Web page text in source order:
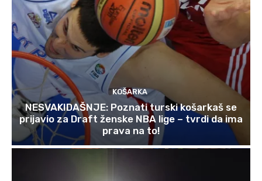
KOŠARKA
NESVAKIDAŠNJE: Poznati turski košarkaš se
prijavio za Draft ženske NBA lige – tvrdi da ima
prava na to!